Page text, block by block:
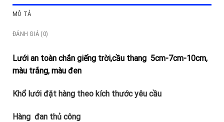
MÔ TẢ
ĐÁNH GIÁ (0)
Lưới an toàn chắn giếng trời,cầu thang 5cm-7cm-10cm,
màu trắng, màu đen
Khổ lưới đặt hàng theo kích thước yêu cầu
Hàng đan thủ công